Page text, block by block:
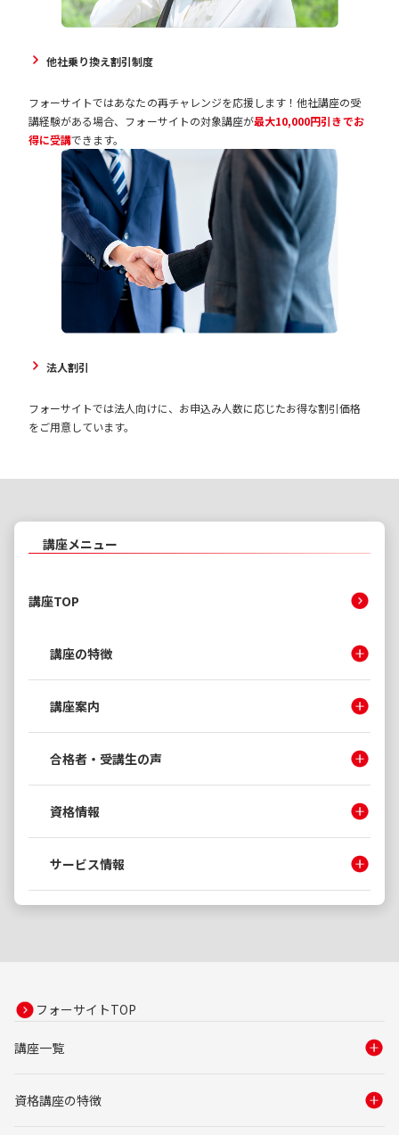
他社乗り換え割引制度
フォーサイトではあなたの再チャレンジを応援します！他社講座の受
講経験がある場合、フォーサイトの対象講座が最大10,000円引きでお
得に受講できます。
法人割引
フォーサイトでは法人向けに、お申込み人数に応じたお得な割引価格
をご用意しています。
講座メニュー
講座TOP
講座の特徴
講座案内
合格者・受講生の声
資格情報
サービス情報
フォーサイトTOP
講座一覧
資格講座の特徴